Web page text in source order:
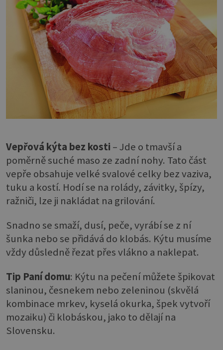
Vepřová kýta bez kosti – Jde o tmavší a
poměrně suché maso ze zadní nohy. Tato část
vepře obsahuje velké svalové celky bez vaziva,
tuku a kostí. Hodí se na rolády, závitky, špízy,
ražniči, lze ji nakládat na grilování.
Snadno se smaží, dusí, peče, vyrábí se z ní
šunka nebo se přidává do klobás. Kýtu musíme
vždy důsledně řezat přes vlákno a naklepat.
Tip Paní domu: Kýtu na pečení můžete špikovat
slaninou, česnekem nebo zeleninou (skvělá
kombinace mrkev, kyselá okurka, špek vytvoří
mozaiku) či klobáskou, jako to dělají na
Slovensku.